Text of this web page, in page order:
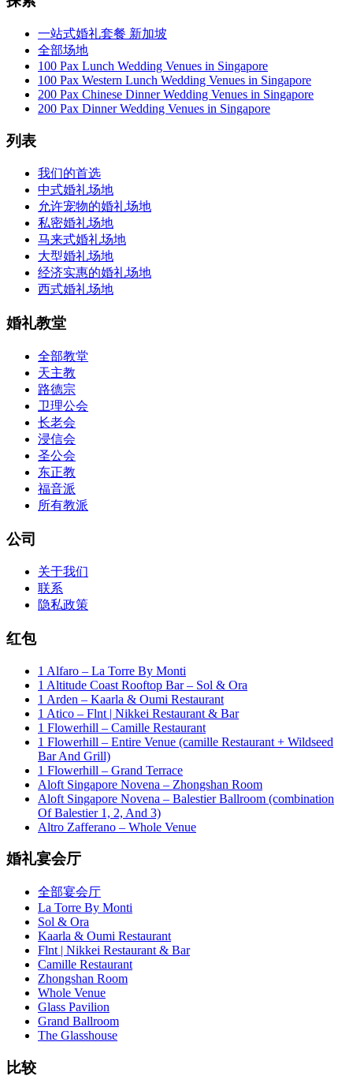
一站式婚礼套餐 新加坡
全部场地
100 Pax Lunch Wedding Venues in Singapore
100 Pax Western Lunch Wedding Venues in Singapore
200 Pax Chinese Dinner Wedding Venues in Singapore
200 Pax Dinner Wedding Venues in Singapore
列表
我们的首选
中式婚礼场地
允许宠物的婚礼场地
私密婚礼场地
马来式婚礼场地
大型婚礼场地
经济实惠的婚礼场地
西式婚礼场地
婚礼教堂
全部教堂
天主教
路德宗
卫理公会
长老会
浸信会
圣公会
东正教
福音派
所有教派
公司
关于我们
联系
隐私政策
红包
1 Alfaro – La Torre By Monti
1 Altitude Coast Rooftop Bar – Sol & Ora
1 Arden – Kaarla & Oumi Restaurant
1 Atico – Flnt | Nikkei Restaurant & Bar
1 Flowerhill – Camille Restaurant
1 Flowerhill – Entire Venue (camille Restaurant + Wildseed
Bar And Grill)
1 Flowerhill – Grand Terrace
Aloft Singapore Novena – Zhongshan Room
Aloft Singapore Novena – Balestier Ballroom (combination
Of Balestier 1, 2, And 3)
Altro Zafferano – Whole Venue
婚礼宴会厅
全部宴会厅
La Torre By Monti
Sol & Ora
Kaarla & Oumi Restaurant
Flnt | Nikkei Restaurant & Bar
Camille Restaurant
Zhongshan Room
Whole Venue
Glass Pavilion
Grand Ballroom
The Glasshouse
比较